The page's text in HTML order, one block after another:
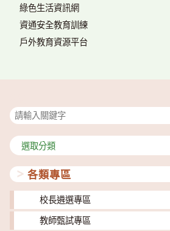
綠色生活資訊網
資通安全教育訓練
戶外教育資源平台
分
類
各類專區
校長遴選專區
教師甄試專區